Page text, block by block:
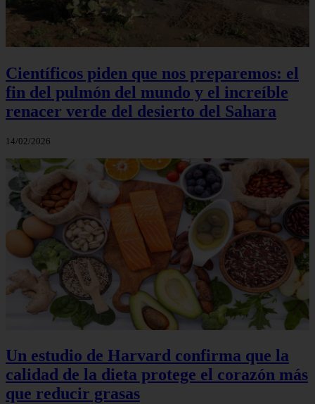
Científicos piden que nos preparemos: el
fin del pulmón del mundo y el increíble
renacer verde del desierto del Sahara
14/02/2026
Un estudio de Harvard confirma que la
calidad de la dieta protege el corazón más
que reducir grasas